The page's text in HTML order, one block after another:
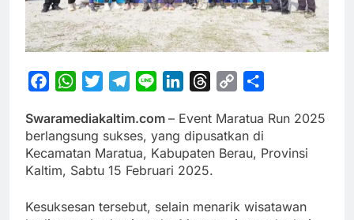
FacebookWhatsApp
TwitterTelegram
Line LinkedInThreads
Copy
Swaramediakaltim.com – Event Maratua Run 2025
berlangsung sukses, yang dipusatkan di
Kecamatan Maratua, Kabupaten Berau, Provinsi
Kaltim, Sabtu 15 Februari 2025.
Kesuksesan tersebut, selain menarik wisatawan